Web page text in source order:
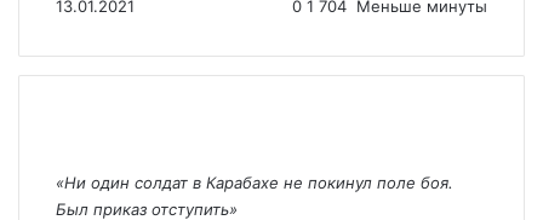
13.01.2021 0 1 704 Меньше минуты
«Ни один солдат в Карабахе не покинул поле боя.
Был приказ отступить»